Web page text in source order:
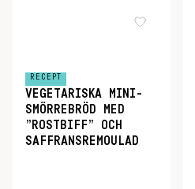
RECEPT
VEGETARISKA MINI-
SMÖRREBRÖD MED
”ROSTBIFF” OCH
SAFFRANSREMOULAD